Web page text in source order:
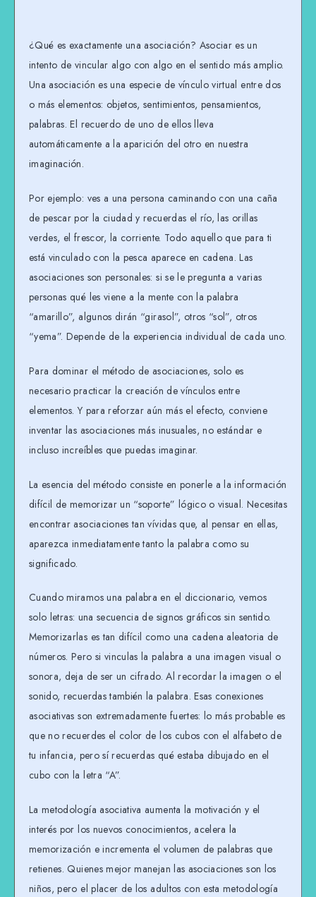
¿Qué es exactamente una asociación? Asociar es un
intento de vincular algo con algo en el sentido más amplio.
Una asociación es una especie de vínculo virtual entre dos
o más elementos: objetos, sentimientos, pensamientos,
palabras. El recuerdo de uno de ellos lleva
automáticamente a la aparición del otro en nuestra
imaginación.
Por ejemplo: ves a una persona caminando con una caña
de pescar por la ciudad y recuerdas el río, las orillas
verdes, el frescor, la corriente. Todo aquello que para ti
está vinculado con la pesca aparece en cadena. Las
asociaciones son personales: si se le pregunta a varias
personas qué les viene a la mente con la palabra
“amarillo”, algunos dirán “girasol”, otros “sol”, otros
“yema”. Depende de la experiencia individual de cada uno.
Para dominar el método de asociaciones, solo es
necesario practicar la creación de vínculos entre
elementos. Y para reforzar aún más el efecto, conviene
inventar las asociaciones más inusuales, no estándar e
incluso increíbles que puedas imaginar.
La esencia del método consiste en ponerle a la información
difícil de memorizar un “soporte” lógico o visual. Necesitas
encontrar asociaciones tan vívidas que, al pensar en ellas,
aparezca inmediatamente tanto la palabra como su
significado.
Cuando miramos una palabra en el diccionario, vemos
solo letras: una secuencia de signos gráficos sin sentido.
Memorizarlas es tan difícil como una cadena aleatoria de
números. Pero si vinculas la palabra a una imagen visual o
sonora, deja de ser un cifrado. Al recordar la imagen o el
sonido, recuerdas también la palabra. Esas conexiones
asociativas son extremadamente fuertes: lo más probable es
que no recuerdes el color de los cubos con el alfabeto de
tu infancia, pero sí recuerdas qué estaba dibujado en el
cubo con la letra “A”.
La metodología asociativa aumenta la motivación y el
interés por los nuevos conocimientos, acelera la
memorización e incrementa el volumen de palabras que
retienes. Quienes mejor manejan las asociaciones son los
niños, pero el placer de los adultos con esta metodología